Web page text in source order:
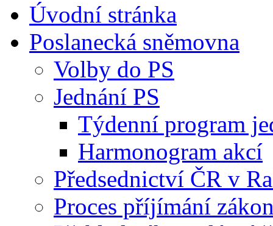
Úvodní stránka
Poslanecká sněmovna
Volby do PS
Jednání PS
Týdenní program
Harmonogram akcí
Předsednictví ČR v
Proces příjímání